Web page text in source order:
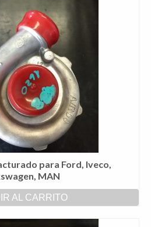
para Ford, Iveco,
MAN
AL CARRITO